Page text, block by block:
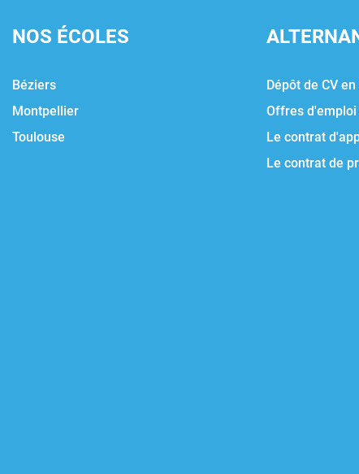
NOS ÉCOLES
Béziers
Montpellier
Toulouse
Dépôt de CV
Offres
Le contrat
Le contrat de